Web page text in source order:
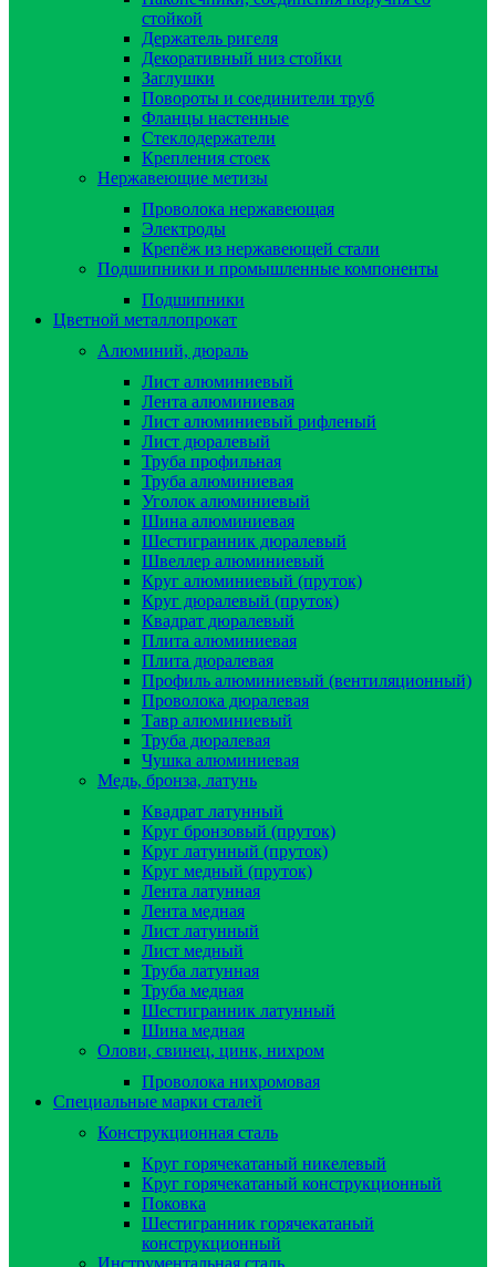
стойкой
Держатель ригеля
Декоративный низ стойки
Заглушки
Повороты и соединители труб
Фланцы настенные
Стеклодержатели
Крепления стоек
Нержавеющие метизы
Проволока нержавеющая
Электроды
Крепёж из нержавеющей стали
Подшипники и промышленные компоненты
Подшипники
Цветной металлопрокат
Алюминий, дюраль
Лист алюминиевый
Лента алюминиевая
Лист алюминиевый рифленый
Лист дюралевый
Труба профильная
Труба алюминиевая
Уголок алюминиевый
Шина алюминиевая
Шестигранник дюралевый
Швеллер алюминиевый
Круг алюминиевый (пруток)
Круг дюралевый (пруток)
Квадрат дюралевый
Плита алюминиевая
Плита дюралевая
Профиль алюминиевый (вентиляционный)
Проволока дюралевая
Тавр алюминиевый
Труба дюралевая
Чушка алюминиевая
Медь, бронза, латунь
Квадрат латунный
Круг бронзовый (пруток)
Круг латунный (пруток)
Круг медный (пруток)
Лента латунная
Лента медная
Лист латунный
Лист медный
Труба латунная
Труба медная
Шестигранник латунный
Шина медная
Олови, свинец, цинк, нихром
Проволока нихромовая
Специальные марки сталей
Конструкционная сталь
Круг горячекатаный никелевый
Круг горячекатаный конструкционный
Поковка
Шестигранник горячекатаный
конструкционный
Инструментальная сталь